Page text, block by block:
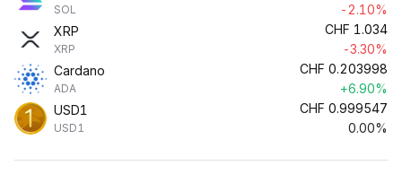
SOL
-2.10%
XRP
XRP
CHF 1.034
-3.30%
Cardano
ADA
CHF 0.203998
+6.90%
USD1
USD1
CHF 0.999547
0.00%